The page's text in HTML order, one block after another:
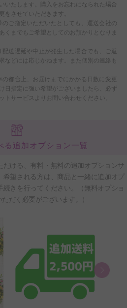
いたします。購入をお忘れになられた場合
をさせていただきます。
ご指定いただいたとしても、運送会社の
くまでもご希望としてのお預かりとなりま
送遅延や中止が発生した場合でも、ご返
などには応じかねます。また個別の連絡も
都合上、お届けまでにかかる日数に変更
日指定に強い希望がございましたら、必ず
トサービスよりお問い合わせください。
る追加オプション一覧
だける、有料・無料の追加オプションサ
望される方は、商品と一緒に追加オプ
きを行ってください。（無料オプショ
だく必要がございます。）